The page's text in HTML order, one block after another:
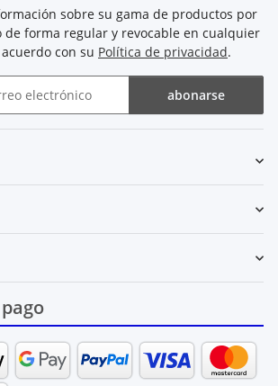
sobre su gama de productos por
de forma regular y revocable en cualquier
con su Política de privacidad.
abonarse